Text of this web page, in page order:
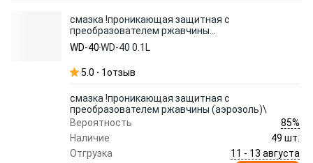
смазка !проникающая защитная с
преобразователем ржавчины
(аэрозоль)\
WD-40WD-40 0.1L
5.0 1отзыв
смазка !проникающая защитная с
преобразователем ржавчины (аэрозоль)\
Вероятность
85%
Наличие
49 шт.
Отгрузка
11 - 13 августа